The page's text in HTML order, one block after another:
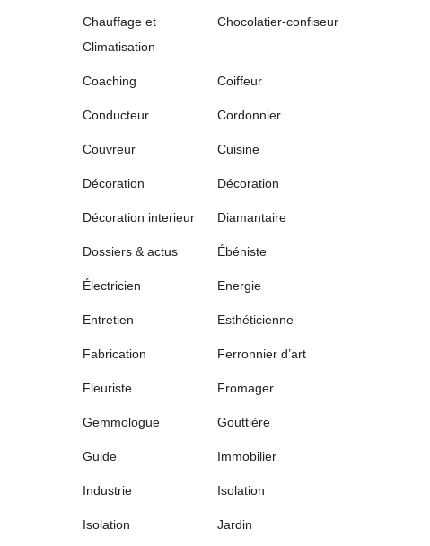
Chauffage et
Climatisation
Chocolatier-confiseur
Coaching Coiffeur
Conducteur Cordonnier
Couvreur Cuisine
Décoration Décoration
Décoration interieur Diamantaire
Dossiers & actus Ébéniste
Électricien Energie
Entretien Esthéticienne
Fabrication Ferronnier d’art
Fleuriste Fromager
Gemmologue Gouttière
Guide Immobilier
Industrie Isolation
Isolation Jardin